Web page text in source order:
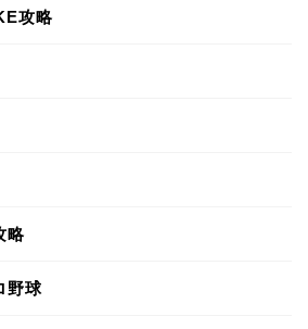
攻略
略
野球